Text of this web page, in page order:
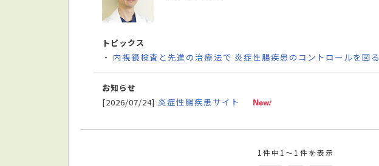
トピックス
・ 内視鏡検査と先進の治療法で 炎症性腸疾患のコントロールを図る
お知らせ
[2026/07/24] 炎症性腸疾患サイト
1件中1～1件を表示